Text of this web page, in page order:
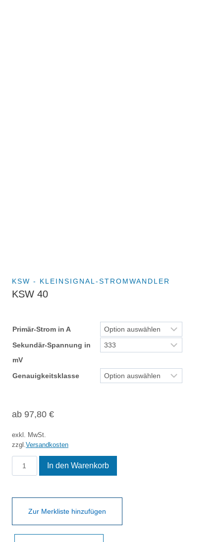
KSW - KLEINSIGNAL-STROMWANDLER
KSW 40
Primär-Strom in A
Sekundär-Spannung in
mV
Genauigkeitsklasse
ab 97,80 €
exkl. MwSt.
zzgl.Versandkosten
In den Warenkorb
Zur Merkliste hinzufügen